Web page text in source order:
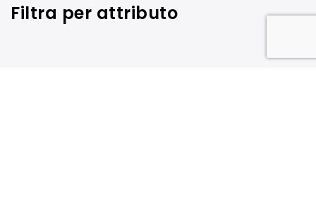
Filtra per attributo